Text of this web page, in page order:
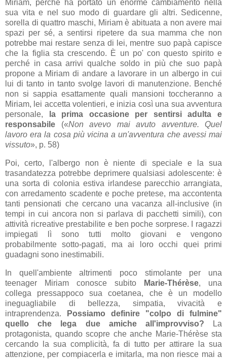
Miriam, perché ha portato un enorme cambiamento nella
sua vita e nel suo modo di guardare gli altri. Sedicenne,
sorella di quattro maschi, Miriam è abituata a non avere mai
spazi per sé, a sentirsi ripetere da sua mamma che non
potrebbe mai restare senza di lei, mentre suo papà capisce
che la figlia sta crescendo. È un po' con questo spirito e
perché in casa arrivi qualche soldo in più che suo papà
propone a Miriam di andare a lavorare in un albergo in cui
lui di tanto in tanto svolge lavori di manutenzione. Benché
non si sappia esattamente quali mansioni toccheranno a
Miriam, lei accetta volentieri, e inizia così una sua avventura
personale,
la prima occasione per sentirsi adulta e
responsabile («Non avevo mai avuto avventure. Quel
lavoro era la cosa più vicina a un'avventura che avessi mai
vissuto», p. 58)
Poi, certo, l'albergo non è niente di speciale e la sua
trasandatezza potrebbe deprimere qualsiasi adolescente: è
una sorta di colonia estiva irlandese parecchio arrangiata,
con arredamento scadente e poche pretese, ma accontenta
tanti pensionati che cercano una vacanza all-inclusive (in
tempi in cui ancora non si parlava di pacchetti simili), con
attività ricreative prestabilite e ben poche sorprese. I ragazzi
impiegati lì sono tutti molto giovani e vengono
probabilmente sotto-pagati, ma ai loro occhi quei primi
guadagni sono inestimabili.
In quell'ambiente altrimenti poco stimolante per una
teenager Miriam conosce subito
Marie-Thérèse, una
collega pressappoco sua coetanea, che è un modello
ineguagliabile di bellezza, simpatia, vivacità e
intraprendenza.
Possiamo definire "colpo di fulmine"
quello che lega due amiche all'improvviso? La
protagonista, quando scopre che anche Marie-Thérèse sta
cercando la sua complicità, fa di tutto per attirare la sua
attenzione, per compiacerla e imitarla, ma non riesce mai a